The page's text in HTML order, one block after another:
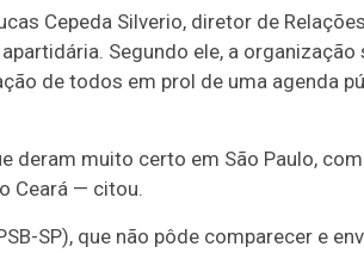
Cepeda Silverio, diretor de
Segundo ele, a
de todos em prol de uma agenda
deram muito certo em São Paulo,
Ceará — citou.
SP), que não pôde comparecer e